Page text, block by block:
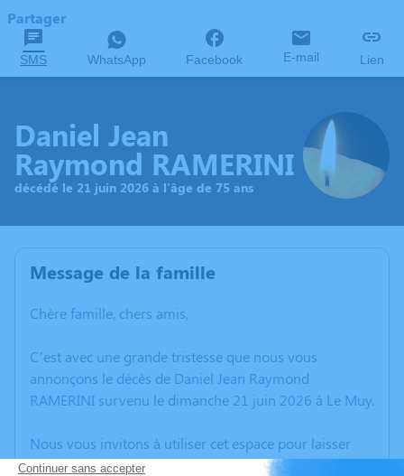
Partager
SMS WhatsApp Facebook E-mail Lien
Daniel Jean
Raymond RAMERINI
décédé le 21 juin 2026 à l'âge de 75 ans
Message de la famille
Chère famille, chers amis,
C’est avec une grande tristesse que nous vous
annonçons le décès de Daniel Jean Raymond
RAMERINI survenu le dimanche 21 juin 2026 à Le Muy.
Nous vous invitons à utiliser cet espace pour laisser
vos condoléances, partager des photos souvenirs, une